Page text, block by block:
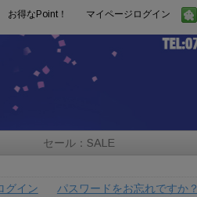
お得なPoint！ マイページログイン
セール：SALE
グイン パスワードをお忘れですか？